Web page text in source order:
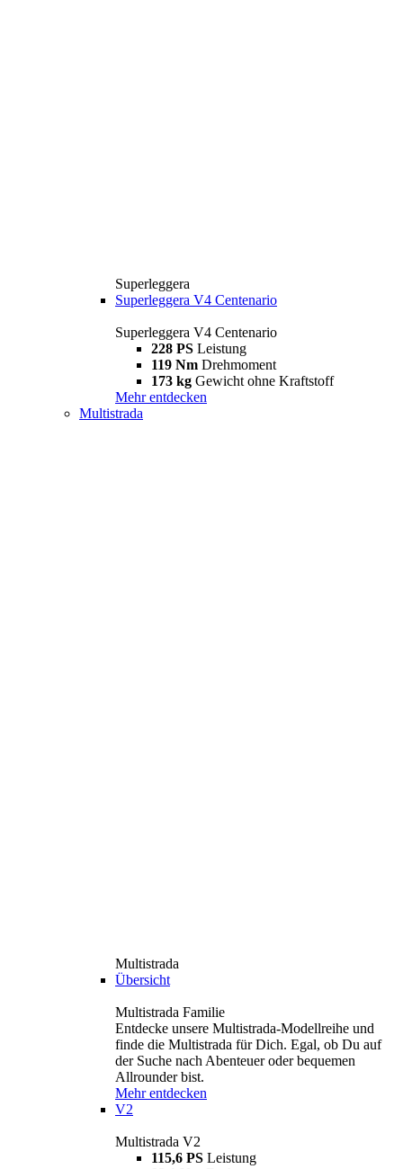
Superleggera
Superleggera V4 Centenario
Superleggera V4 Centenario
228 PS Leistung
119 Nm Drehmoment
173 kg Gewicht ohne Kraftstoff
Mehr entdecken
Multistrada
Multistrada
Übersicht
Multistrada Familie
Entdecke unsere Multistrada-Modellreihe und
finde die Multistrada für Dich. Egal, ob Du auf
der Suche nach Abenteuer oder bequemen
Allrounder bist.
Mehr entdecken
V2
Multistrada V2
115,6 PS Leistung